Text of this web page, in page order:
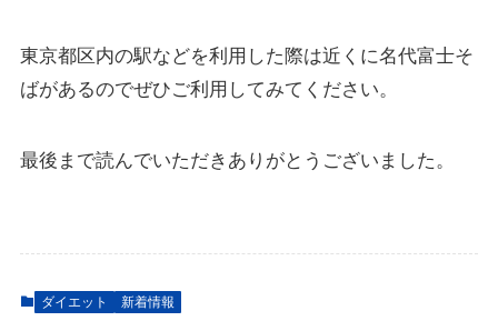
東京都区内の駅などを利用した際は近くに名代富士そ
ばがあるのでぜひご利用してみてください。
最後まで読んでいただきありがとうございました。
ダイエット 新着情報